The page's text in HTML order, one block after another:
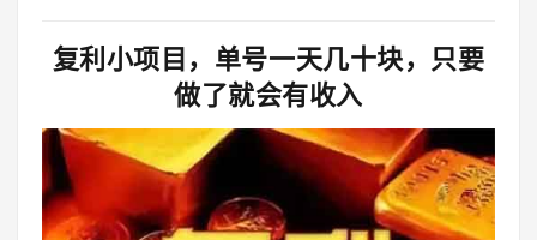
复利小项目，单号一天几十块，只要
做了就会有收入